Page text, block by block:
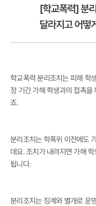
[학교폭력] 분
달라지고 어떻
학교폭력 분리조치는 피해 학
정 기간 가해 학생과의 접촉을
죠.
분리조치는 학폭위 이전에도
데요. 조치가 내려지면 가해
됩니다.
분리조치는 징계와 별개로 운